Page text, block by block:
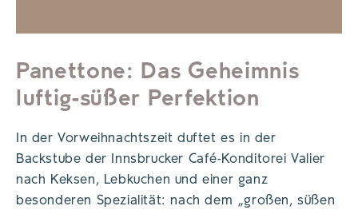
Panettone: Das Geheimnis
luftig-süßer Perfektion
In der Vorweihnachtszeit duftet es in der
Backstube der Innsbrucker Café-Konditorei Valier
nach Keksen, Lebkuchen und einer ganz
besonderen Spezialität: nach dem „großen, süßen